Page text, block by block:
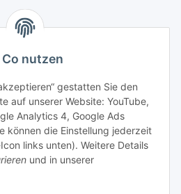
Fragen zu
nutzen
gestatten Sie den
auf unserer Website: YouTube,
Analytics 4, Google Ads
können die Einstellung jederzeit
links unten). Weitere Details
und in unserer